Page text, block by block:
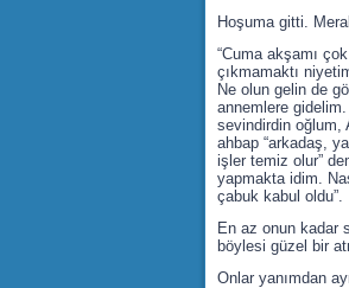
Hoşuma gitti.
“Cuma akşamı
çıkmamaktı
Ne olun gelin de
annemlere
sevindirdin oğlum,
ahbap “arkadaş,
işler temiz olur”
yapmakta idim.
çabuk kabul oldu”.
En az onun kadar
böylesi güzel bir
Onlar yanımdan